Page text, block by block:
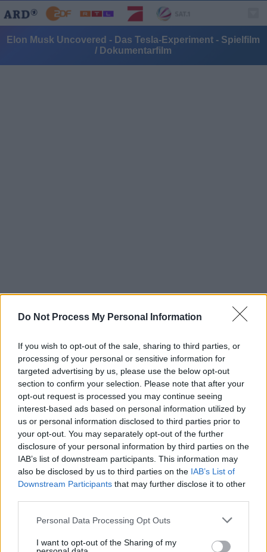
Do Not Process My Personal Information
If you wish to opt-out of the sale, sharing to third parties, or
processing of your personal or sensitive information for
targeted advertising by us, please use the below opt-out
section to confirm your selection. Please note that after your
opt-out request is processed you may continue seeing
interest-based ads based on personal information utilized by
us or personal information disclosed to third parties prior to
your opt-out. You may separately opt-out of the further
disclosure of your personal information by third parties on the
IAB’s list of downstream participants. This information may
also be disclosed by us to third parties on the IAB’s List of
Downstream Participants that may further disclose it to other
Personal Data Processing Opt Outs
I want to opt-out of the Sharing of my
Elon Musk Uncovered - Das Tesla-Experiment - Spielfilm
/ Dokumentarfilm
Elon Musk Uncovered - Das Tesla-Experiment
Spielfilm Dokumentarfilm
Einblicke in das Imperium von Elon Musk. Zum ersten Mal brechen